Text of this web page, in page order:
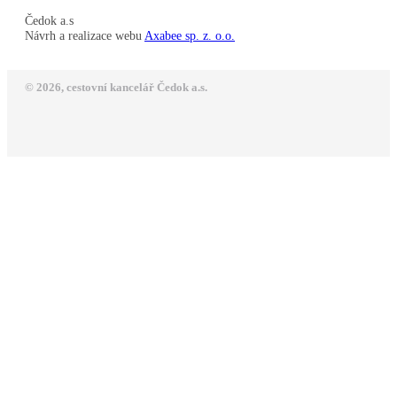
Čedok a.s
Návrh a realizace webu Axabee sp. z. o.o.
© 2026, cestovní kancelář Čedok a.s.